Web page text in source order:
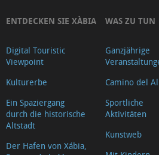
GEBÄUDE
APOTHEKE
TENA
Agustinas
Kloster
The
ENTDECKEN SIE XÀBIA
Digital Touristic
Viewpoint
Kulturerbe
Ein Spaziergang
durch die historische
Altstadt
Der Hafen von Xábia,
WAS ZU TUN
Ganzjährige
Camino del
Sportliche
Aktivitäten
Kunstweb